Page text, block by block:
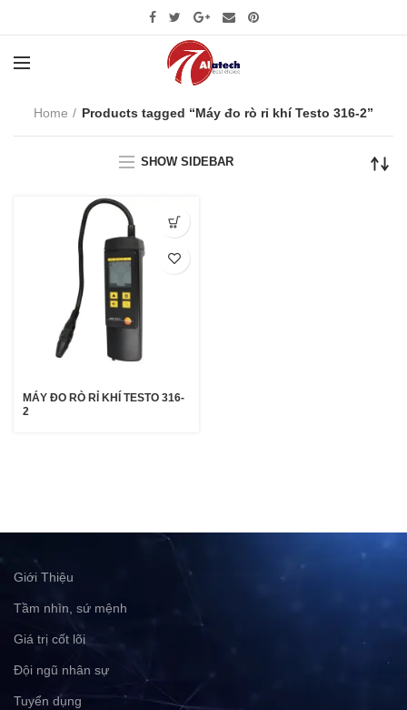
Home Products tagged “Máy đo rò rỉ khí Testo 316-2”
SHOW SIDEBAR
MÁY ĐO RÒ RỈ KHÍ TESTO 316-
2
Giới Thiệu
Tầm nhìn, sứ mệnh
Giá trị cốt lõi
Đội ngũ nhân sự
Tuyển dụng